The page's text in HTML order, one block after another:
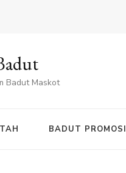
Badut Maskot
BADUT PROMOSI